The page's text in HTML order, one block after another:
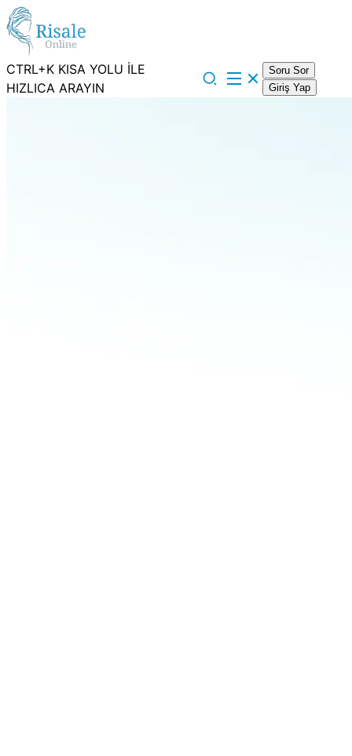
CTRL+K KISA YOLU İLE
HIZLICA ARAYIN
Soru Sor
Giriş Yap